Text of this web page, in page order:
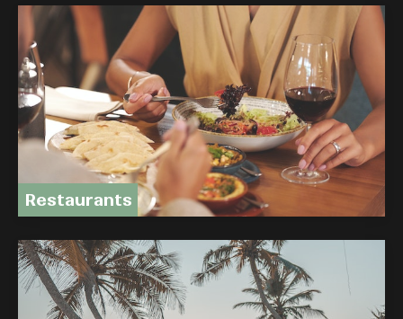
Restaurants